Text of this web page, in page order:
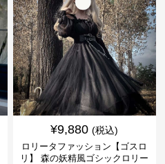
¥9,880 (税込)
ロリータファッション【ゴスロ
リ】 森の妖精風ゴシックロリー